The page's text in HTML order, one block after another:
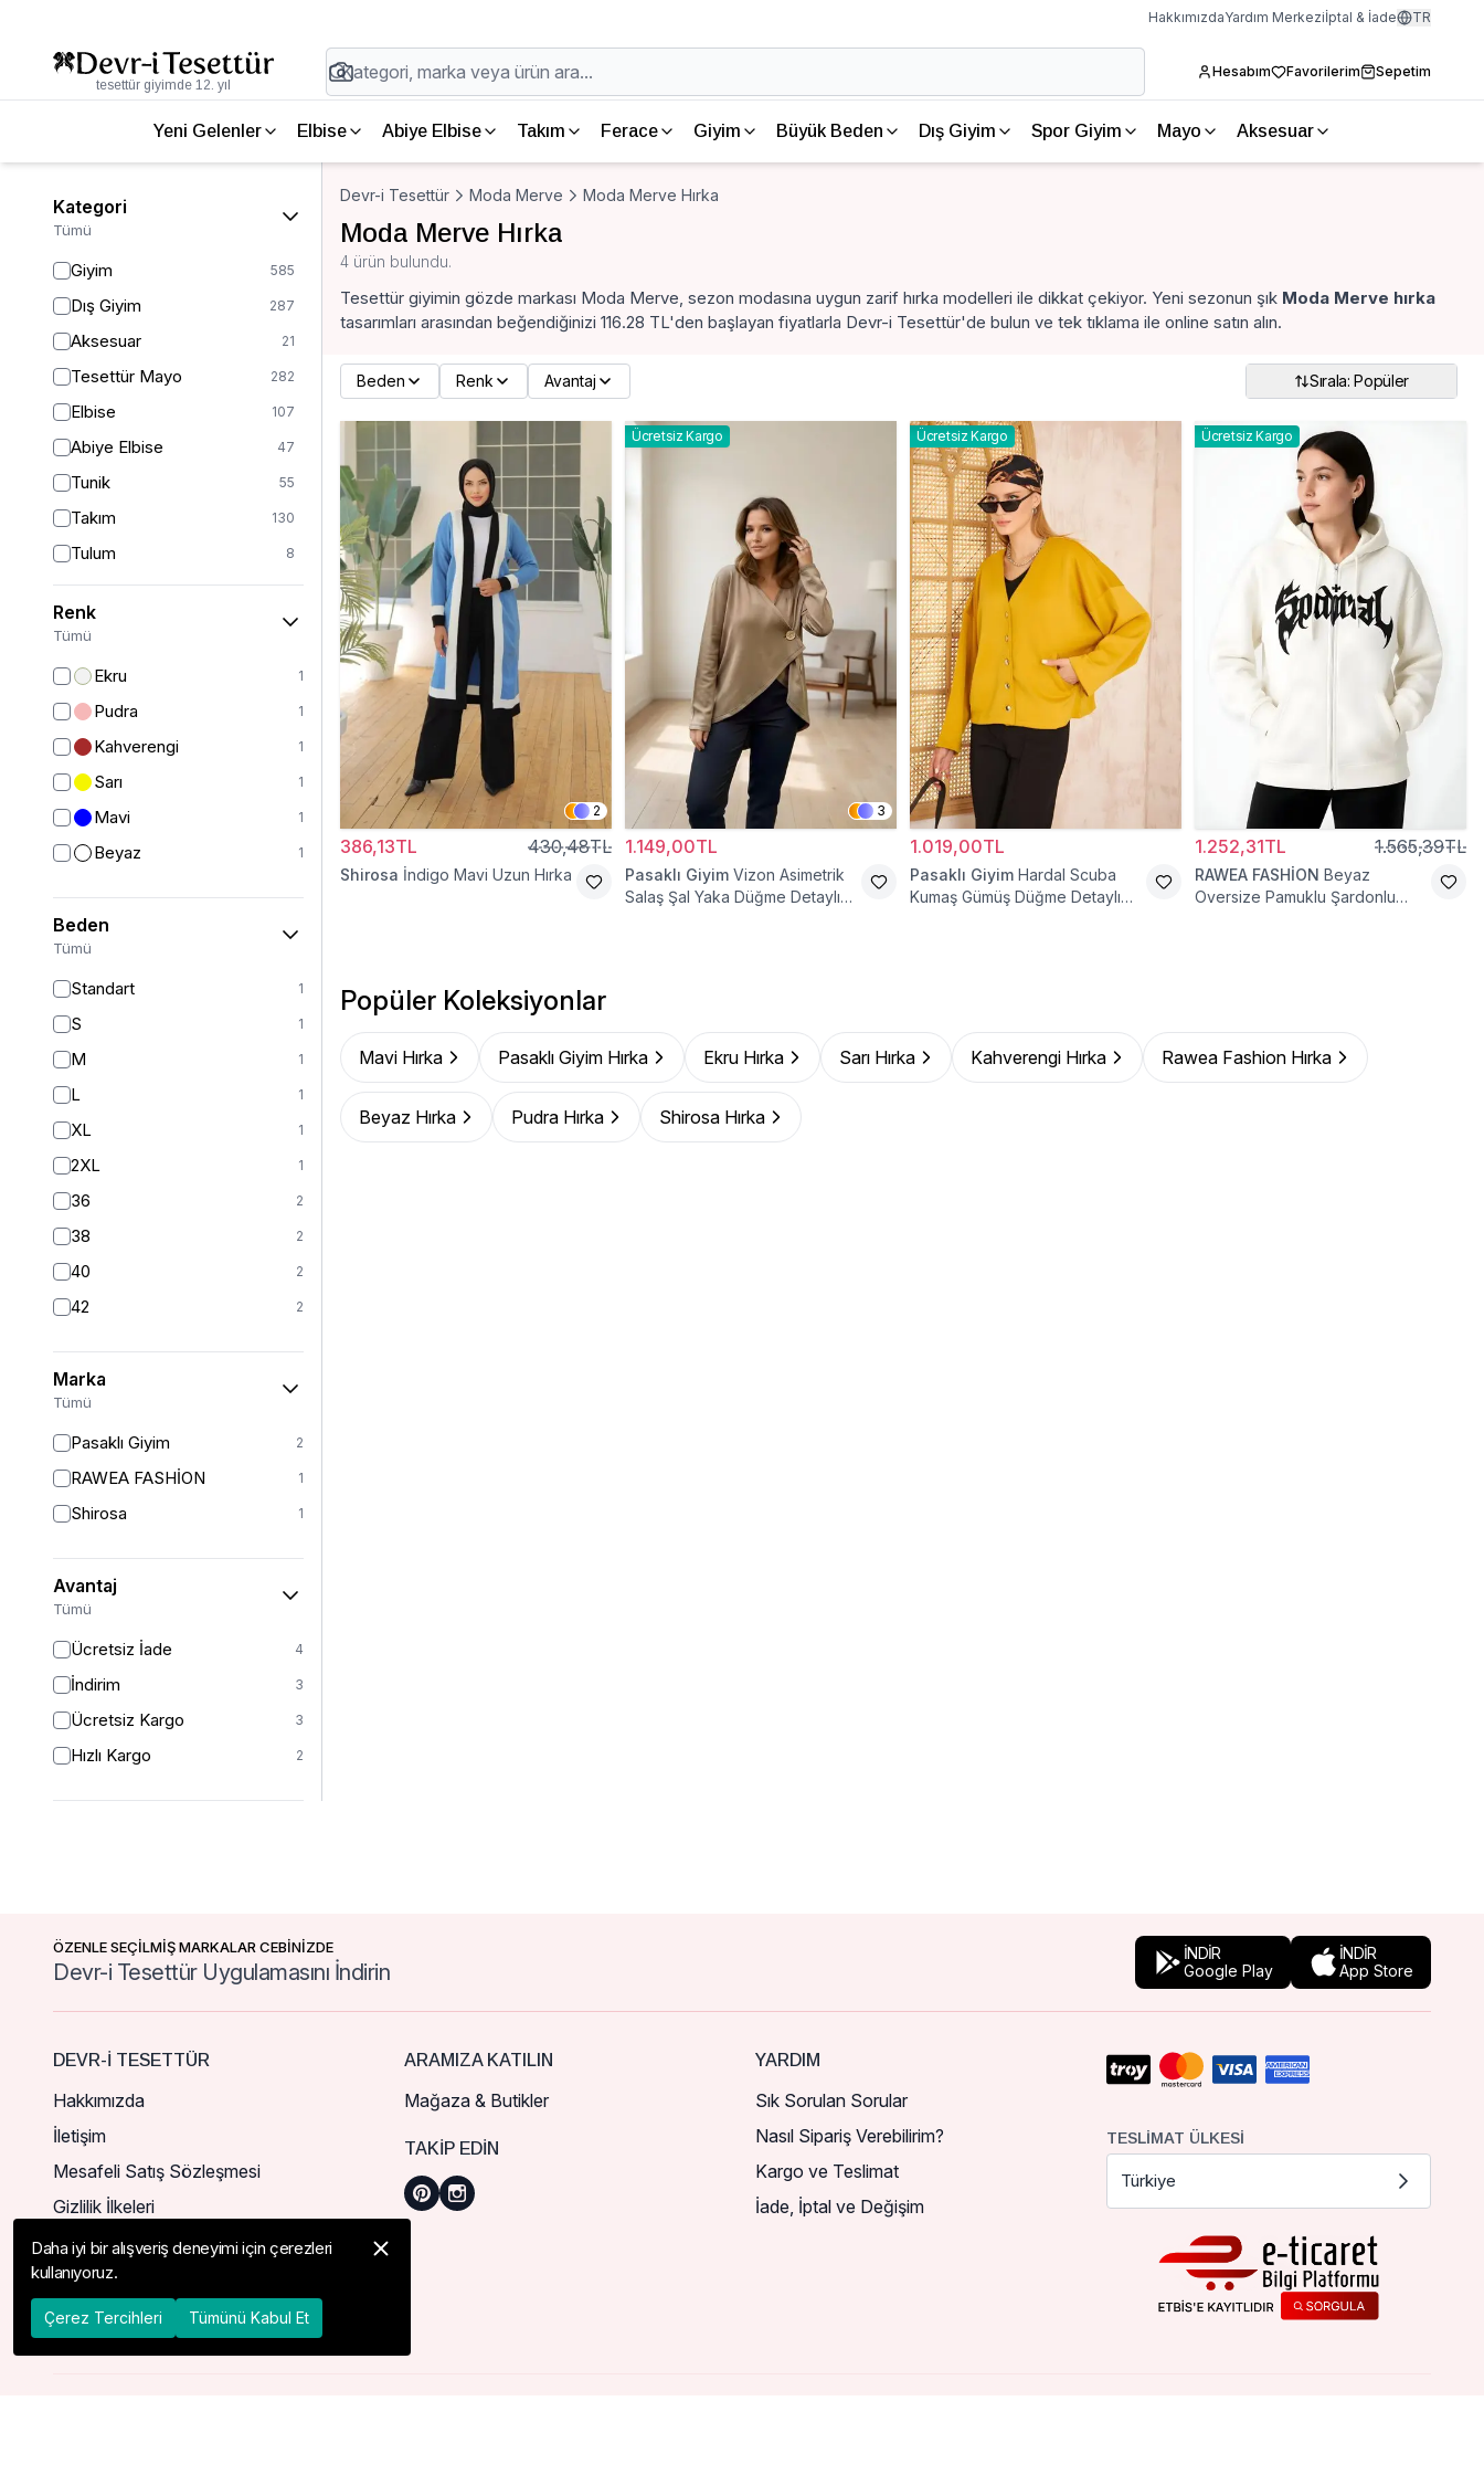
HakkımızdaYardım Merkeziİptal & İade TR
tesettür giyimde 12. yıl
Hesabım Favorilerim Sepetim
Yeni Gelenler Elbise Abiye Elbise Takım Ferace Giyim Büyük Beden Dış Giyim Spor Giyim Mayo Aksesuar
Kategori
Tümü
Giyim 585
Dış Giyim 287
Aksesuar 21
Tesettür Mayo 282
Elbise 107
Abiye Elbise 47
Tunik 55
Takım 130
Tulum 8
Pantolon 151
Etek 19
Trençkot 32
Hırka
Yelek
Ceket
Kaban
Mont
Yarım Kapalı Mayo
Kız Çocuk Elbise
Kız Çocuk Giyim
Panço
Tam Kapalı Mayo
Kız Çocuk Etek
Renk
Tümü
Ekru 1
Pudra 1
Kahverengi 1
Sarı 1
Mavi 1
Beyaz 1
Beden
Tümü
Standart 1
S 1
M 1
L 1
XL 1
2XL 1
36 2
38 2
40 2
42 2
Marka
Tümü
Pasaklı Giyim 2
RAWEA FASHİON 1
Shirosa 1
Avantaj
Tümü
Ücretsiz İade 4
İndirim 3
Ücretsiz Kargo 3
Hızlı Kargo 2
Devr-i Tesettür Moda Merve Moda Merve Hırka
Moda Merve Hırka
4 ürün bulundu.
Tesettür giyimin gözde markası Moda Merve, sezon modasına uygun zarif hırka modelleri ile dikkat çekiyor. Yeni sezonun şık Moda Merve hırka
tasarımları arasından beğendiğinizi 116.28 TL'den başlayan fiyatlarla Devr-i Tesettür'de bulun ve tek tıklama ile online satın alın.
Beden Renk Avantaj Sırala: Popüler
2
386,13TL 430,48TL
Shirosa İndigo Mavi Uzun Hırka
Ücretsiz Kargo
3
1.149,00TL
Pasaklı Giyim Vizon Asimetrik
Salaş Şal Yaka Düğme Detaylı
Ücretsiz Kargo
1.019,00TL
Pasaklı Giyim Hardal Scuba
Kumaş Gümüş Düğme Detaylı
Ücretsiz Kargo
1.252,31TL 1.565,39TL
RAWEA FASHİON Beyaz
Oversize Pamuklu Şardonlu
Popüler Koleksiyonlar
Mavi Hırka Pasaklı Giyim Hırka Ekru Hırka Sarı Hırka Kahverengi Hırka Rawea Fashion Hırka
Beyaz Hırka Pudra Hırka Shirosa Hırka
ÖZENLE SEÇİLMİŞ MARKALAR CEBİNİZDE
Devr-i Tesettür Uygulamasını İndirin
İNDİR
Google Play
İNDİR
App Store
DEVR-I TESETTÜR
Hakkımızda
İletişim
Mesafeli Satış Sözleşmesi
Gizlilik İlkeleri
ARAMIZA KATILIN
Mağaza & Butikler
TAKIP EDIN
YARDIM
Sık Sorulan Sorular
Nasıl Sipariş Verebilirim?
Kargo ve Teslimat
İade, İptal ve Değişim
TESLIMAT ÜLKESI
Türkiye
Daha iyi bir alışveriş deneyimi için çerezleri
kullanıyoruz.
Çerez Tercihleri Tümünü Kabul Et